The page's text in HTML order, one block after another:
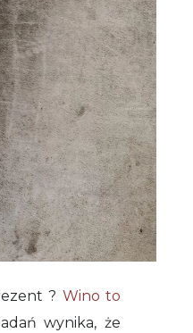
? Wino to
wynika, że